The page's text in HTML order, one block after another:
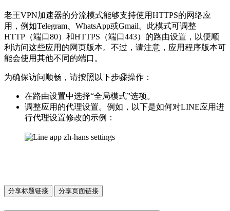
老王VPN加速器的分流模式能够支持使用HTTPS的网络应
用，例如Telegram、WhatsApp或Gmail。此模式可调整
HTTP（端口80）和HTTPS（端口443）的路由设置，以便顺
利访问这些应用的网页版本。不过，请注意，应用程序版本可
能会使用其他不同的端口。
为确保访问顺畅，请按照以下步骤操作：
在路由设置中选择“全局模式”选项。
调整应用的代理设置。例如，以下是如何对LINE应用进
行代理设置修改的示例：
分享标题链接 分享页面链接